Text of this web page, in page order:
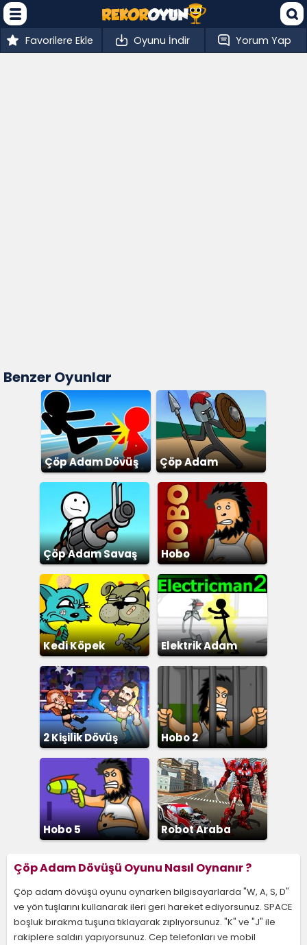
Favorilere Ekle Oyunu İndir Yorum Yap
Benzer Oyunlar
Çöp Adam Dövüş
Çöp Adam
Savaşları
Çöp Adam Savaş Hobo
Kedi Köpek
Kavgası
Elektrik Adam
2 Kişilik Dövüş Hobo 2
Hobo 5 Robot Araba
Çöp Adam Dövüşü Oyunu Nasıl Oynanır ?
Çöp adam dövüşü oyunu oynarken bilgisayarlarda "W, A, S, D"
ve yön tuşlarını kullanarak ileri geri hareket ediyorsunuz. SPACE
boşluk bırakma tuşuna tıklayarak zıplıyorsunuz. "K" ve "J" ile
rakiplere saldırı yapıyorsunuz. Cep telefonları ve mobil